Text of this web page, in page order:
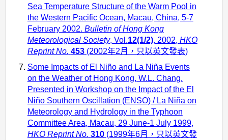
Sea Temperature Structure of the Warm Pool in
the Western Pacific Ocean, Macau, China, 5-7
February 2002. Bulletin of Hong Kong
Meteorological Society, Vol.12(1/2), 2002, HKO
Reprint No. 453(2002年2月，只以英文發表)
Some Impacts of El Niño and La Niña Events
on the Weather of Hong Kong, W.L. Chang.
Presented in Workshop on the Impact of the El
Niño Southern Oscillation (ENSO) / La Niña on
Meteorology and Hydrology in the Typhoon
Committee Area, Macau, 29 June-1 July 1999,
HKO Reprint No. 310(1999年6月，只以英文發